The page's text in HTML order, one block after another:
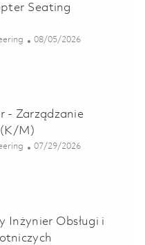
Seating
Posted Date
08/05/2026
Seating Systems (M/F)
- Zarządzanie
(K/M)
Posted Date
07/29/2026
- Zarządzanie Zespołem
Inżynier Obsługi i